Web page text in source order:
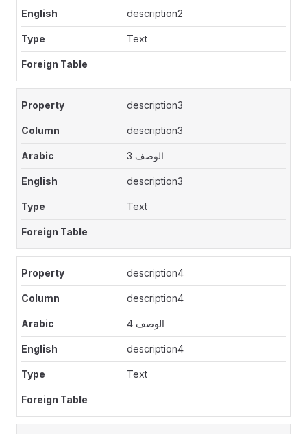
description2
Text
description3
description3
الوصف 3
description3
Text
description4
description4
الوصف 4
description4
Text